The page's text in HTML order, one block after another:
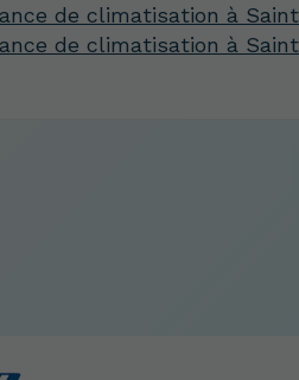
de climatisation à
de climatisation à